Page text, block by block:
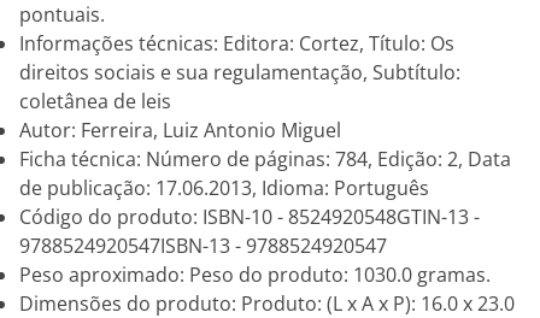
pontuais.
Informações técnicas: Editora: Cortez, Título: Os
direitos sociais e sua regulamentação, Subtítulo:
coletânea de leis
Autor: Ferreira, Luiz Antonio Miguel
Ficha técnica: Número de páginas: 784, Edição: 2, Data
de publicação: 17.06.2013, Idioma: Português
Código do produto: ISBN-10 - 8524920548GTIN-13 -
9788524920547ISBN-13 - 9788524920547
Peso aproximado: Peso do produto: 1030.0 gramas.
Dimensões do produto: Produto: (L x A x P): 16.0 x 23.0